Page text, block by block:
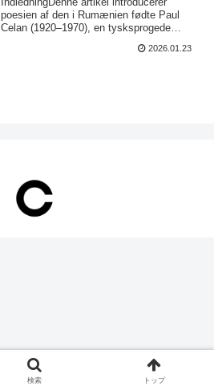
poesien af den i Rumænien fødte Paul
Celan (1920–1970), en tysksprogede
2026.01.23
検索 トップ